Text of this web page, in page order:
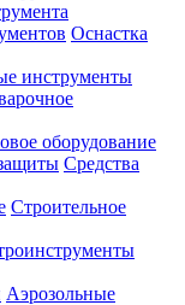
Оснастка
инструменты
оборудование
Средства
Строительное
Аэрозольные